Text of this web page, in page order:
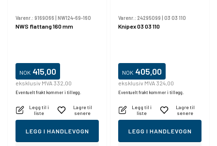
Varenr.: 9169066 NW124-69-160
NWS flattang 160 mm
NOK 415,00
eksklusiv MVA 332,00
Eventuelt frakt kommer i tillegg.
Legg til i
liste
Lagre til
senere
LEGG I HANDLEVOGN
Varenr.: 24295099 03 03 110
Knipex 03 03 110
NOK 405,00
eksklusiv MVA 324,00
Eventuelt frakt kommer i tillegg.
Legg til i
liste
Lagre til
senere
LEGG I HANDLEVOGN